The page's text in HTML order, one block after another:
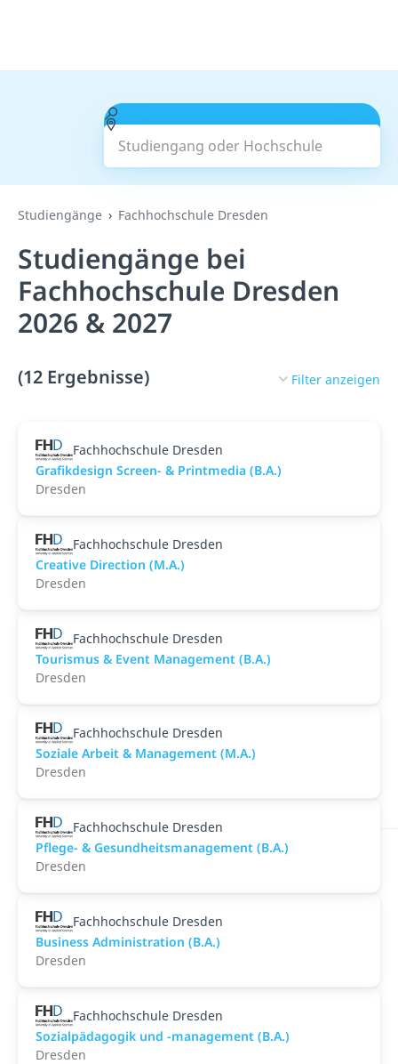
Studiengang oder Hochschule
Suchen
Studiengänge Fachhochschule Dresden
Studiengänge bei
Fachhochschule Dresden
2026 & 2027
(12 Ergebnisse) Filter anzeigen
Fachhochschule Dresden
Grafikdesign Screen- & Printmedia (B.A.)
Dresden
Fachhochschule Dresden
Creative Direction (M.A.)
Dresden
Fachhochschule Dresden
Tourismus & Event Management (B.A.)
Dresden
Fachhochschule Dresden
Soziale Arbeit & Management (M.A.)
Dresden
Fachhochschule Dresden
Pflege- & Gesundheitsmanagement (B.A.)
Dresden
Fachhochschule Dresden
Business Administration (B.A.)
Dresden
Fachhochschule Dresden
Sozialpädagogik und -management (B.A.)
Dresden